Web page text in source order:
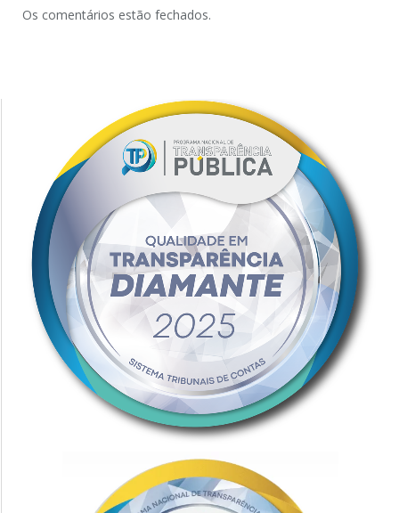
Os comentários estão fechados.